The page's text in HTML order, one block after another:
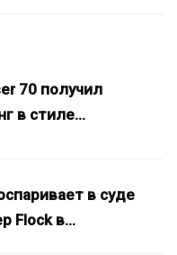
70 получил
в стиле…
в суде
Flock в…